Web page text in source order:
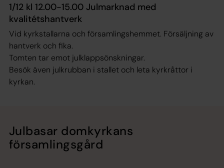
1/12 kl 12.00-15.00 Julmarknad med
kvalitétshantverk
Vid kyrkstallarna och församlingshemmet. Försäljning av
hantverk och fika.
Tomten tar emot julklappsönskningar.
Besök även julkrubban i stallet och leta kyrkråttor i
kyrkan.
Julbasar domkyrkans
församlingsgård